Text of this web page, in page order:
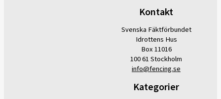
Kontakt
Svenska Fäktförbundet
Idrottens Hus
Box 11016
100 61 Stockholm
info@fencing.se
Kategorier